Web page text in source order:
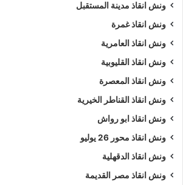
ونش انقاذ مدينة المستقبل
ونش انقاذ غمرة
ونش انقاذ العامرية
ونش انقاذ القليوبية
ونش انقاذ المعصرة
ونش انقاذ القناطر الخيرية
ونش انقاذ ابو رواش
ونش انقاذ محور 26 يوليو
ونش انقاذ الدقهلية
ونش انقاذ مصر القديمة